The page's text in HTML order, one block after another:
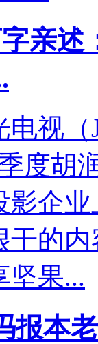
亲
电视
度胡
影企
干的
坚果...
报本